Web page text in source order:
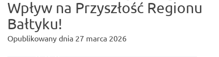
Wpływ na Przyszłość Regionu
Bałtyku!
Opublikowany dnia 27 marca 2026